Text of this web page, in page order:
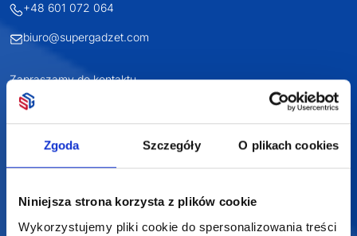
Zgoda Szczegóły O plikach cookies
Niniejsza strona korzysta z plików cookie
Wykorzystujemy pliki cookie do spersonalizowania treści
+48 601 072 064
biuro@supergadzet.com
Zapraszamy do kontaktu
od poniedziałku do piątku
w godzinach 8:00 - 16:00